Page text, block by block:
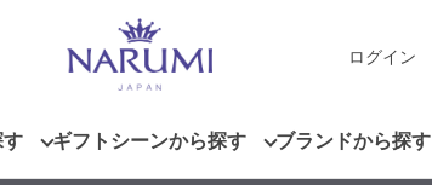
ログイン
ギフトシーンから探す ブランドから探す